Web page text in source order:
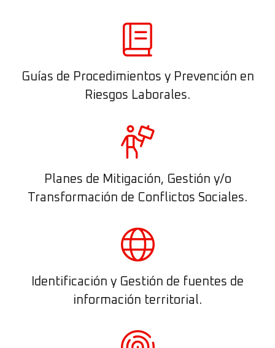
Guías de Procedimientos y Prevención en
Riesgos Laborales.
Planes de Mitigación, Gestión y/o
Transformación de Conflictos Sociales.
Identificación y Gestión de fuentes de
información territorial.